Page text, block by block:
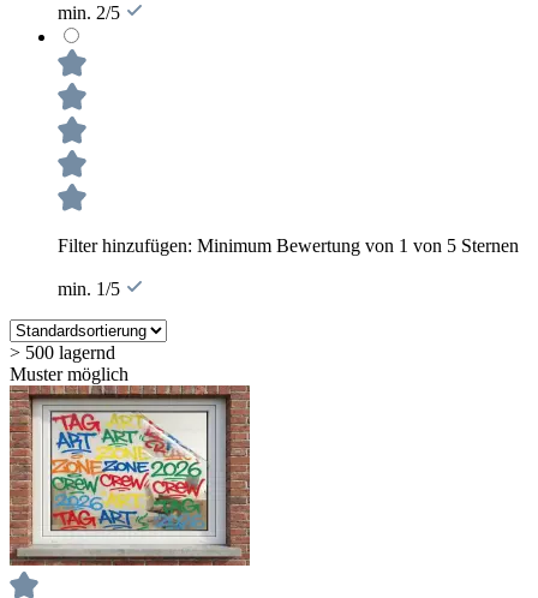
min. 2/5
Filter hinzufügen: Minimum Bewertung von 1 von 5 Sternen
min. 1/5
> 500 lagernd
Muster möglich